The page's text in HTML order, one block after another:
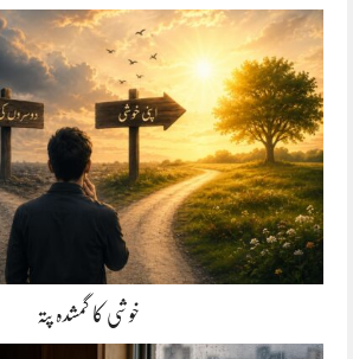
خوشی کا گمشدہ پتہ